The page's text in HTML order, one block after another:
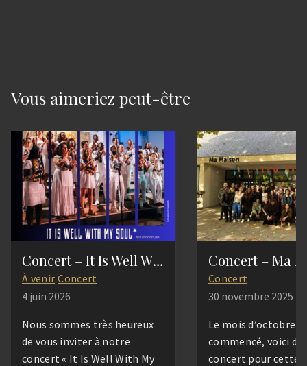
Vous aimeriez peut-être
Concert – It Is Well With My Soul
À venir Concert
4 juin 2026
Nous sommes très heureux
de vous inviter à notre
concert « It Is Well With My
Concert – Ma
Concert
30 novembre 2025
Le mois d’octobre
commencé, voici
concert pour cette